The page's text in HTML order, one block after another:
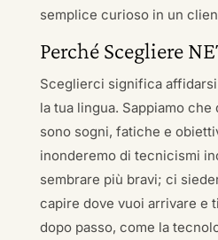
semplice curioso in un
Perché Scegliere
Sceglierci significa
la tua lingua. Sappiamo
sono sogni, fatiche e
inonderemo di tecnicismi
sembrare più bravi; ci
capire dove vuoi arrivare e
dopo passo, come la